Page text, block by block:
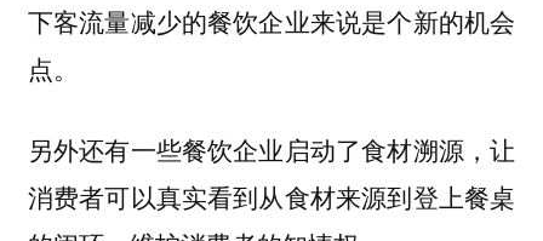
下客流量减少的餐饮企业来说是个新的机会
点。
另外还有一些餐饮企业启动了食材溯源，让
消费者可以真实看到从食材来源到登上餐桌